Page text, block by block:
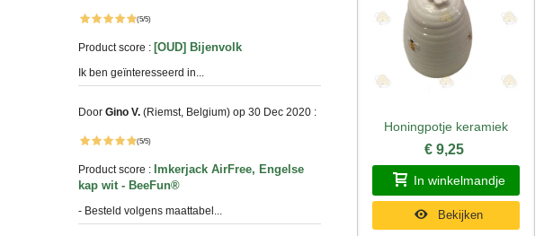
(5/5)
Product score : [OUD] Bijenvolk
Ik ben geïnteresseerd in...
Door Gino V. (Riemst, Belgium) op 30 Dec 2020 :
(5/5)
Product score : Imkerjack AirFree, Engelse
kap wit - BeeFun®
- Besteld volgens maattabel...
Snel bekijken
Honingpotje keramiek
€ 9,25
In winkelmandje
Bekijken